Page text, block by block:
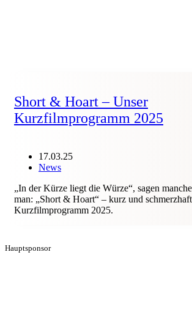
Short & Hoart – Unser
Kurzfilmprogramm 2025
17.03.25
News
„In der Kürze liegt die Würze“, sagen
man: „Short & Hoart“ – kurz und
Kurzfilmprogramm 2025.
Hauptsponsor